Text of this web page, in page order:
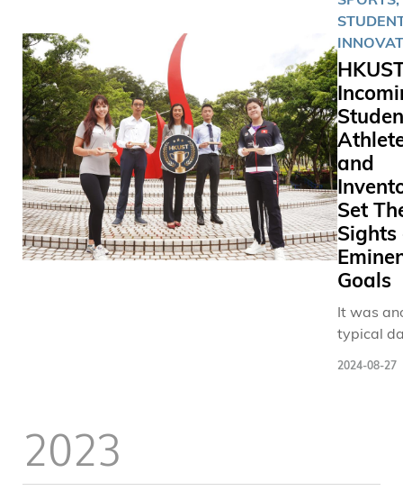
錦標賽總
與搭檔挺
力。今年
次亮相世
台，出戰
打、雙打
賽三個項目
拳道健兒
發 理學院三年級
學生陳建
（Jacky
Kin-Fung
子54公斤
道賽事。
起，陳同
佳績。 今屆世大
長、老師
出席，一
精英運動
開人生新
祝願他們
運動上的
再創高峰。 11
出運動員
九月入讀
蓋桌球、
艇、棒球
冰、拯溺
田徑等項
員 林新棟 工商管理
學課程
and
Set
Sights
Goals
It was
typical
the
2024-08-27
2023